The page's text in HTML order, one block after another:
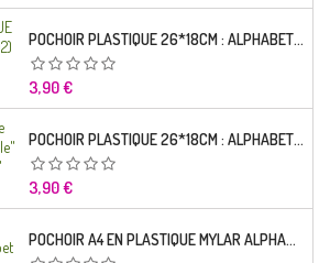
POCHOIR PLASTIQUE 26*18CM : ALPHABET (02)
Prix
3,90 €
POCHOIR PLASTIQUE 26*18CM : ALPHABET (01)
Prix
3,90 €
POCHOIR A4 EN PLASTIQUE MYLAR ALPHABET ARABE 25 MM